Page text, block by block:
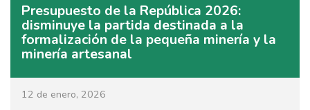
Presupuesto de la República 2026:
disminuye la partida destinada a la
formalización de la pequeña minería y la
minería artesanal
12 de enero, 2026